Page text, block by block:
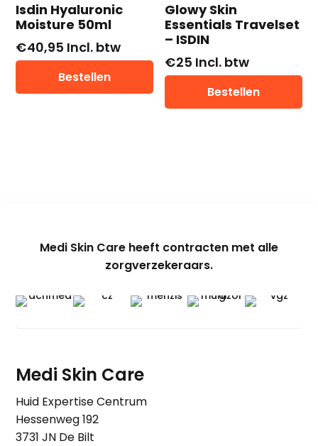
Isdin Hyaluronic
Moisture 50ml
€40,95 Incl. btw
Bestellen
Glowy Skin
Essentials Travelset
– ISDIN
€25 Incl. btw
Bestellen
Medi Skin Care heeft contracten met alle
zorgverzekeraars.
Medi Skin Care
Huid Expertise Centrum
Hessenweg 192
3731 JN De Bilt